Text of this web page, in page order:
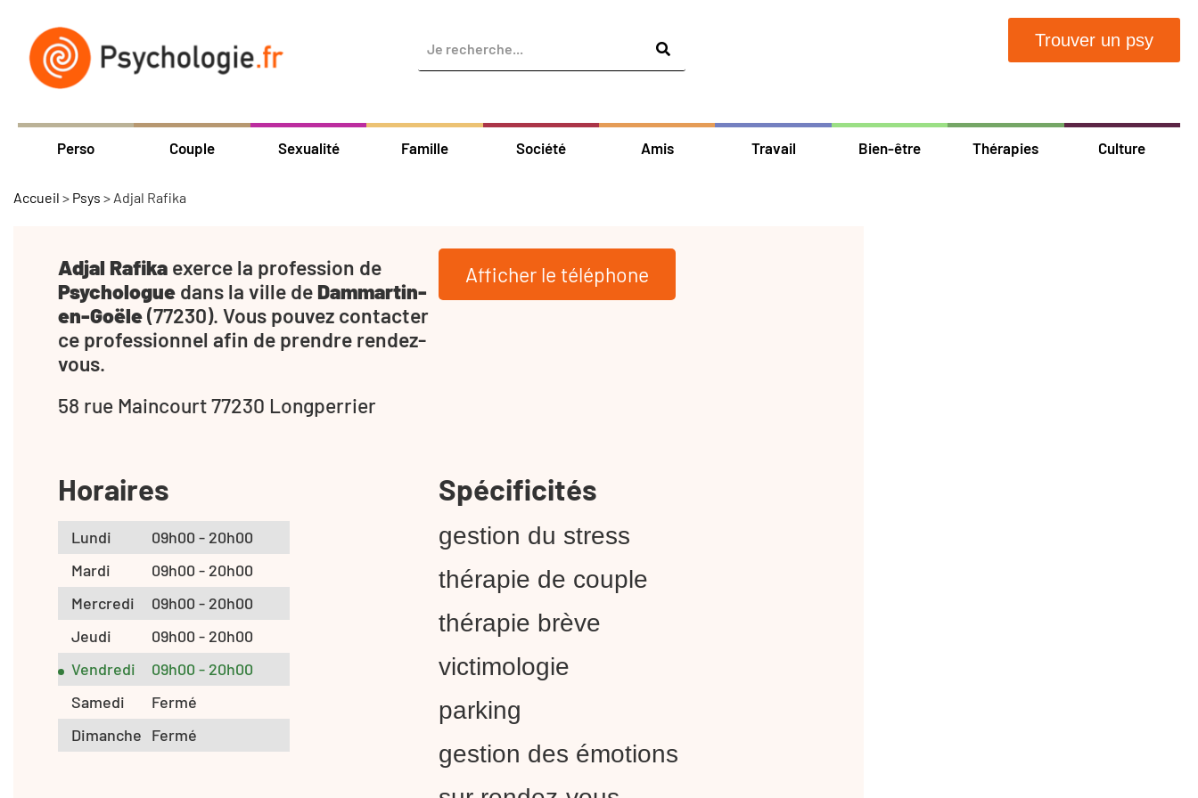
Trouver un psy
Perso Couple Sexualité Famille Société Amis Travail Bien-être Thérapies Culture
Accueil > Psys > Adjal Rafika
Adjal Rafika exerce la profession de
Psychologue dans la ville de Dammartin-
en-Goële(77230). Vous pouvez contacter
ce professionnel afin de prendre rendez-
vous.
58 rue Maincourt 77230 Longperrier
Afficher le téléphone
Horaires
Lundi
09h00 - 20h00
Mardi
09h00 - 20h00
Mercredi
09h00 - 20h00
Jeudi
09h00 - 20h00
Vendredi
09h00 - 20h00
Samedi
Fermé
Dimanche Fermé
Spécificités
gestion du stress
thérapie de couple
thérapie brève
victimologie
parking
gestion des émotions